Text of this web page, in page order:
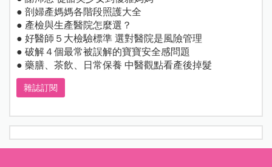
● 剖婦產媽媽各階段照護大全
● 產檢與生產醫院怎麼選？
● 好醫師５大檢驗標準 選對醫院是風險管理
● 破解４個最常被誤解的寶寶安全感問題
● 藥膳、茶飲、日常保養 中醫觀點看產後掉髮
雜誌訂閱